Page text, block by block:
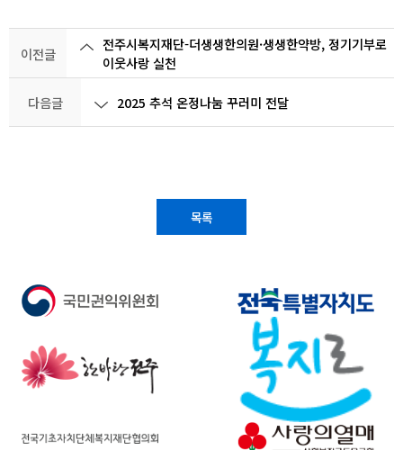
이전글
전주시복지재단-더생생한의원·생생한약방, 정기기부로
이웃사랑 실천
다음글 2025 추석 온정나눔 꾸러미 전달
목록